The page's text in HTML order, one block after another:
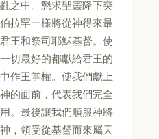
之中。懇求聖靈降下突
拉罕一樣將從神得來最
王和祭司耶穌基督。使
切最好的都獻給君王的
作王掌權。使我們獻上
的面前，代表我們完全
。最後讓我們順服神將
，領受從基督而來屬天